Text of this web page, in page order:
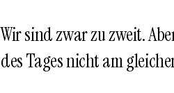
Wir sind zwar zu zweit.
des Tages nicht am